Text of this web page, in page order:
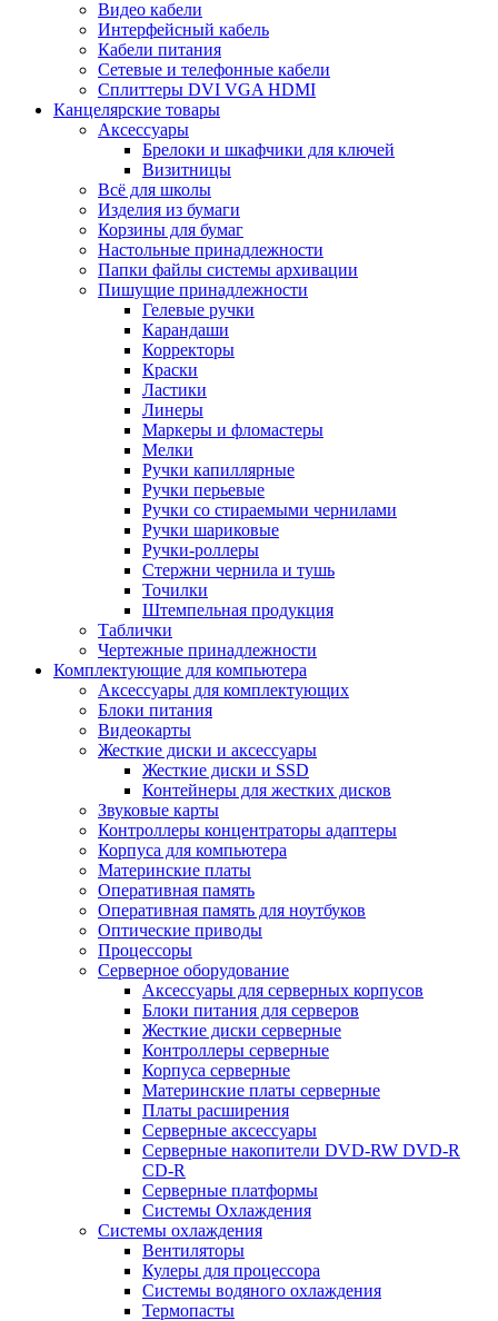
Видео кабели
Интерфейсный кабель
Кабели питания
Сетевые и телефонные кабели
Сплиттеры DVI VGA HDMI
Канцелярские товары
Аксессуары
Брелоки и шкафчики для ключей
Визитницы
Всё для школы
Изделия из бумаги
Корзины для бумаг
Настольные принадлежности
Папки файлы системы архивации
Пишущие принадлежности
Гелевые ручки
Карандаши
Корректоры
Краски
Ластики
Линеры
Маркеры и фломастеры
Мелки
Ручки капиллярные
Ручки перьевые
Ручки со стираемыми чернилами
Ручки шариковые
Ручки-роллеры
Стержни чернила и тушь
Точилки
Штемпельная продукция
Таблички
Чертежные принадлежности
Комплектующие для компьютера
Аксессуары для комплектующих
Блоки питания
Видеокарты
Жесткие диски и аксессуары
Жесткие диски и SSD
Контейнеры для жестких дисков
Звуковые карты
Контроллеры концентраторы адаптеры
Корпуса для компьютера
Материнские платы
Оперативная память
Оперативная память для ноутбуков
Оптические приводы
Процессоры
Серверное оборудование
Аксессуары для серверных корпусов
Блоки питания для серверов
Жесткие диски серверные
Контроллеры серверные
Корпуса серверные
Материнские платы серверные
Платы расширения
Серверные аксессуары
Серверные накопители DVD-RW DVD-R
CD-R
Серверные платформы
Системы Охлаждения
Системы охлаждения
Вентиляторы
Кулеры для процессора
Системы водяного охлаждения
Термопасты